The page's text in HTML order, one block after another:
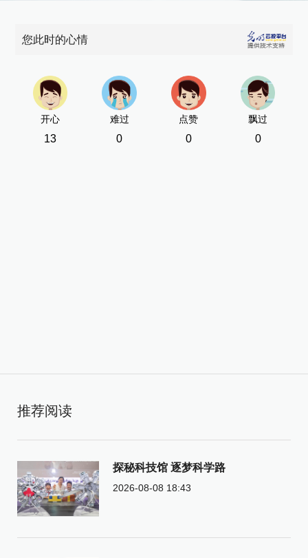
您此时的心情
开心
13
难过
0
点赞
0
飘过
0
推荐阅读
探秘科技馆 逐梦科学路
2026-08-08 18:43